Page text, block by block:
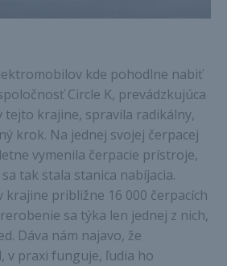
kde pohodlne nabiť
Circle K, prevádzkujúca
tejto krajine, spravila radikálny,
krok. Na jednej svojej čerpacej
vymenila čerpacie prístroje,
tak stala stanica nabíjacia.
krajine približne 16 000 čerpacích
sa týka len jednej z nich,
Dáva nám najavo, že
v praxi funguje, ľudia ho